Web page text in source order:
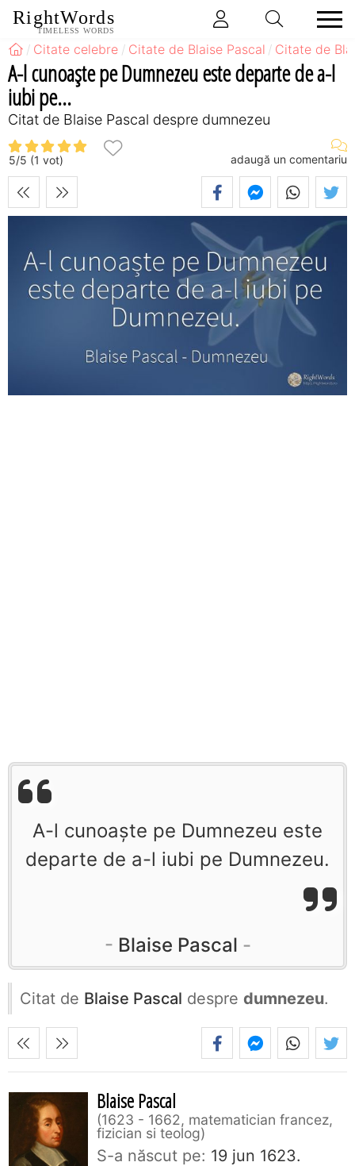
RightWords
TIMELESS WORDS
Citate celebre Citate de Blaise Pascal Citate de
A-l cunoaște pe Dumnezeu este departe de a-l
iubi pe...
Citat de Blaise Pascal despre dumnezeu
5/5 (1 vot) adaugă un comentariu
A-l cunoaște pe Dumnezeu este
departe de a-l iubi pe Dumnezeu.
Blaise Pascal
Citat de Blaise Pascal despre dumnezeu.
Blaise Pascal
1623 - 1662, matematician francez,
fizician si teolog
S-a născut pe: 19 jun 1623.